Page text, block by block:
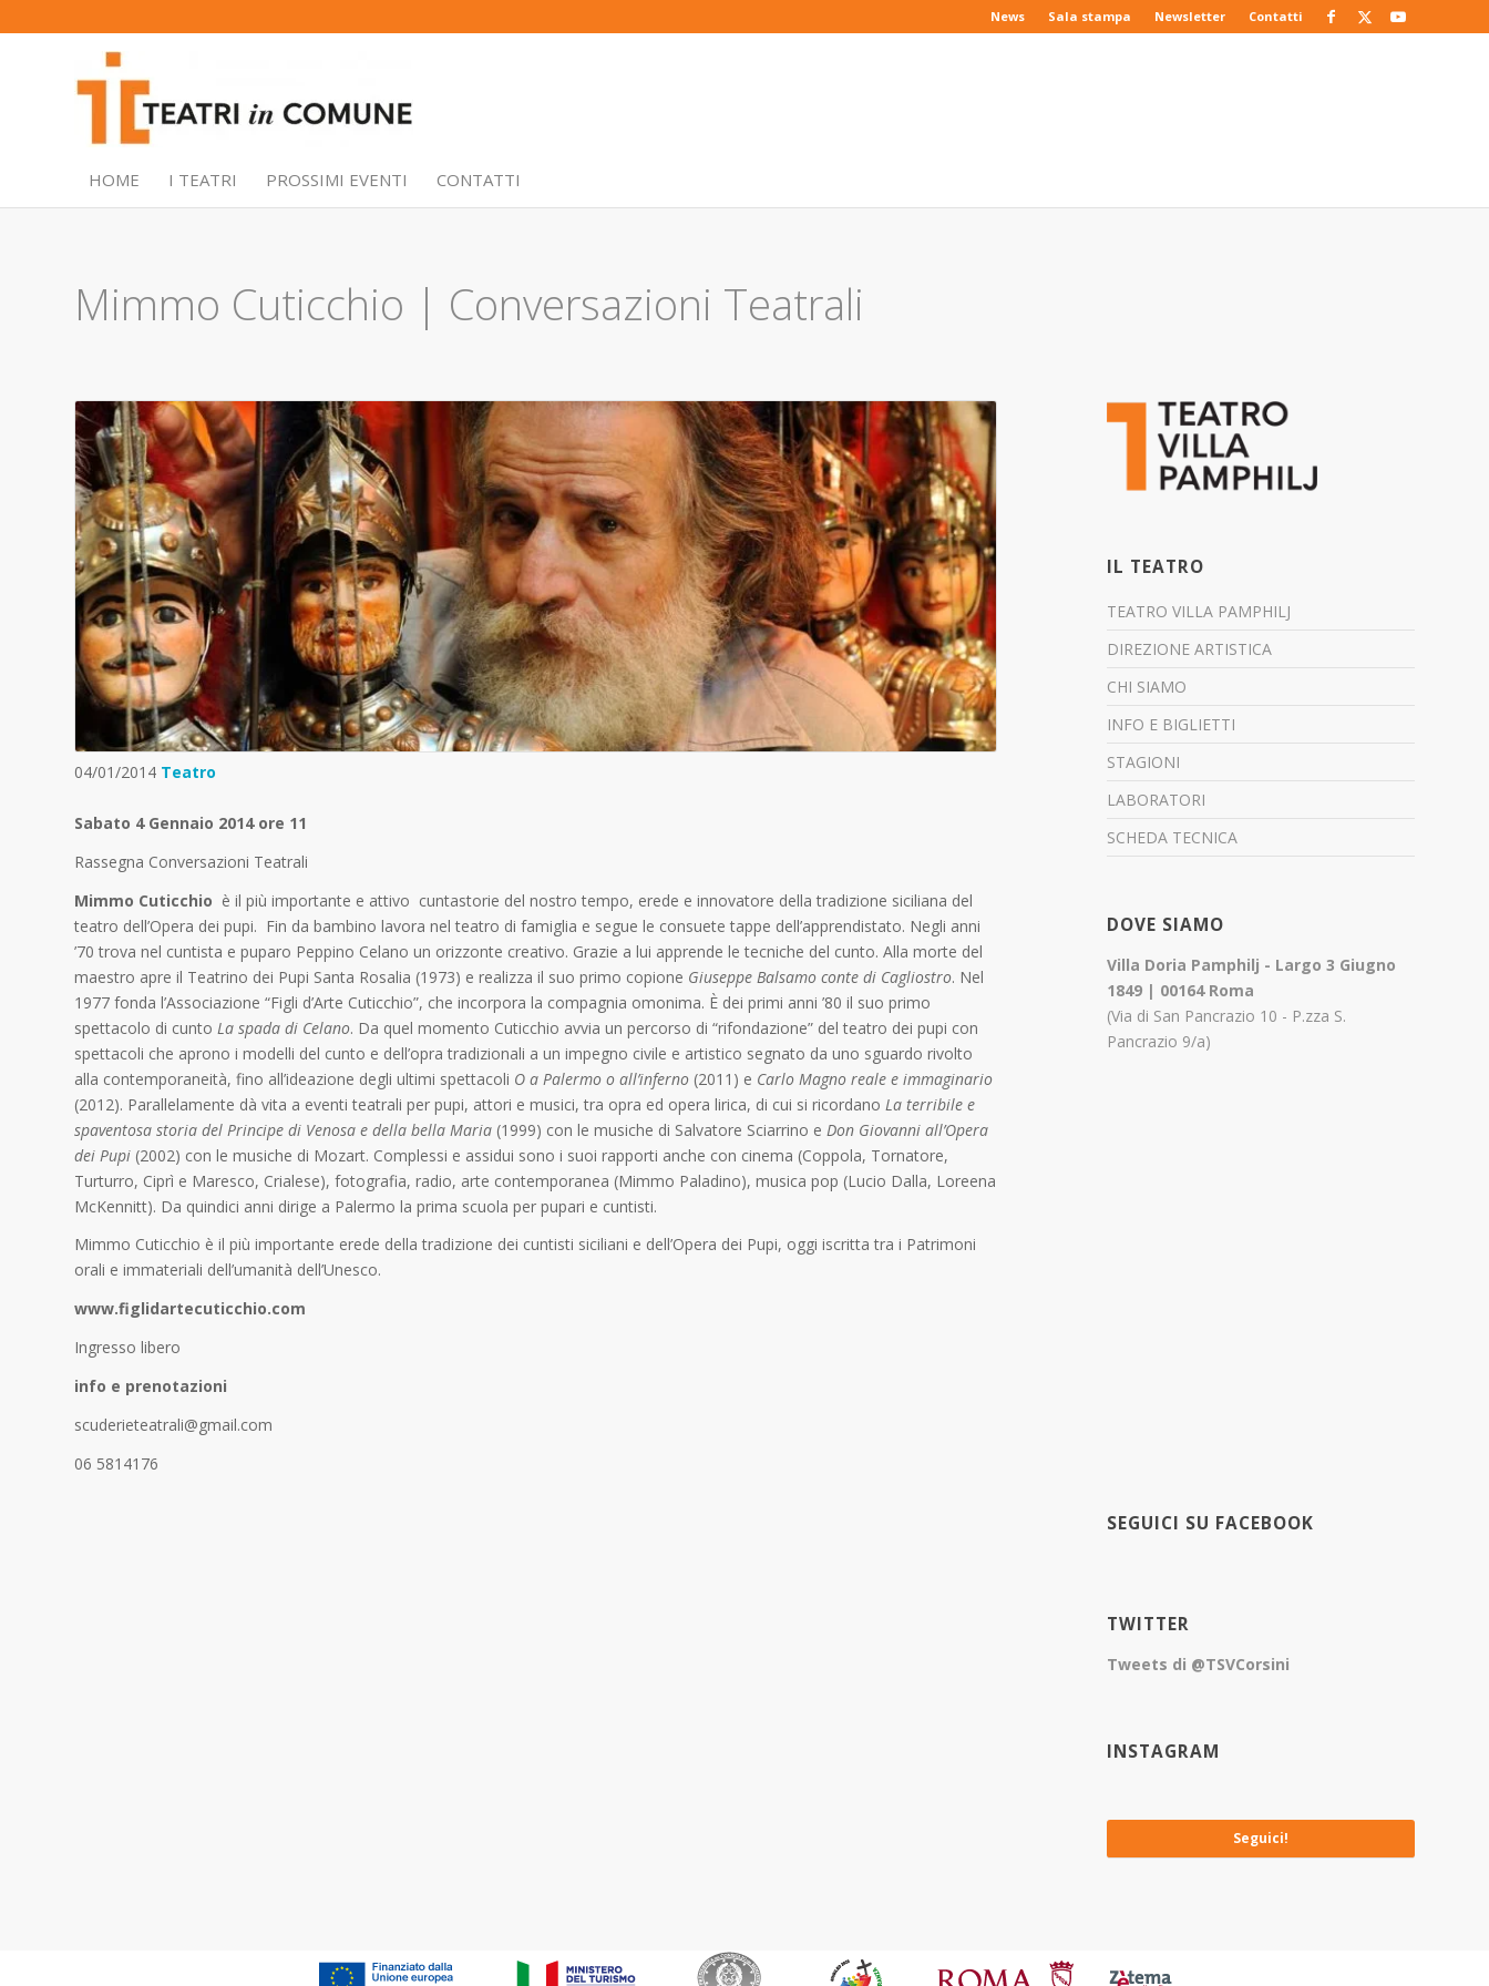
News Sala stampa Newsletter Contatti
HOME I TEATRI PROSSIMI EVENTI CONTATTI
Mimmo Cuticchio | Conversazioni Teatrali
04/01/2014 Teatro
Sabato 4 Gennaio 2014 ore 11
Rassegna Conversazioni Teatrali
Mimmo Cuticchio è il più importante e attivo cuntastorie del nostro tempo, erede e innovatore della tradizione siciliana del
teatro dell’Opera dei pupi. Fin da bambino lavora nel teatro di famiglia e segue le consuete tappe dell’apprendistato. Negli anni
’70 trova nel cuntista e puparo Peppino Celano un orizzonte creativo. Grazie a lui apprende le tecniche del cunto. Alla morte del
maestro apre il Teatrino dei Pupi Santa Rosalia (1973) e realizza il suo primo copione Giuseppe Balsamo conte di Cagliostro. Nel
1977 fonda l’Associazione “Figli d’Arte Cuticchio”, che incorpora la compagnia omonima. È dei primi anni ’80 il suo primo
spettacolo di cunto La spada di Celano. Da quel momento Cuticchio avvia un percorso di “rifondazione” del teatro dei pupi con
spettacoli che aprono i modelli del cunto e dell’opra tradizionali a un impegno civile e artistico segnato da uno sguardo rivolto
alla contemporaneità, fino all’ideazione degli ultimi spettacoli O a Palermo o all’inferno (2011) e Carlo Magno reale e immaginario
(2012). Parallelamente dà vita a eventi teatrali per pupi, attori e musici, tra opra ed opera lirica, di cui si ricordano La terribile e
spaventosa storia del Principe di Venosa e della bella Maria (1999) con le musiche di Salvatore Sciarrino e Don Giovanni all’Opera
dei Pupi (2002) con le musiche di Mozart. Complessi e assidui sono i suoi rapporti anche con cinema (Coppola, Tornatore,
Turturro, Ciprì e Maresco, Crialese), fotografia, radio, arte contemporanea (Mimmo Paladino), musica pop (Lucio Dalla, Loreena
McKennitt). Da quindici anni dirige a Palermo la prima scuola per pupari e cuntisti.
Mimmo Cuticchio è il più importante erede della tradizione dei cuntisti siciliani e dell’Opera dei Pupi, oggi iscritta tra i Patrimoni
orali e immateriali dell’umanità dell’Unesco.
www.figlidartecuticchio.com
Ingresso libero
info e prenotazioni
scuderieteatrali@gmail.com
06 5814176
IL TEATRO
TEATRO VILLA PAMPHILJ
DIREZIONE ARTISTICA
CHI SIAMO
INFO E BIGLIETTI
STAGIONI
LABORATORI
SCHEDA TECNICA
DOVE SIAMO
Villa Doria Pamphilj - Largo 3 Giugno
1849 | 00164 Roma
(Via di San Pancrazio 10 - P.zza S.
Pancrazio 9/a)
SEGUICI SU FACEBOOK
TWITTER
Tweets di @TSVCorsini
INSTAGRAM
Seguici!